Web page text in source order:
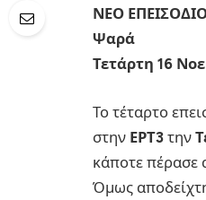
ΝΕΟ
Ψαρά
Τετάρτη 16
Το τέταρτο
στην ΕΡΤ3 την
κάποτε πέρασε
Όμως